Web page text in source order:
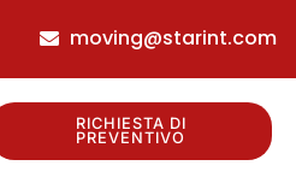
moving@starint.com
RICHIESTA DI
PREVENTIVO